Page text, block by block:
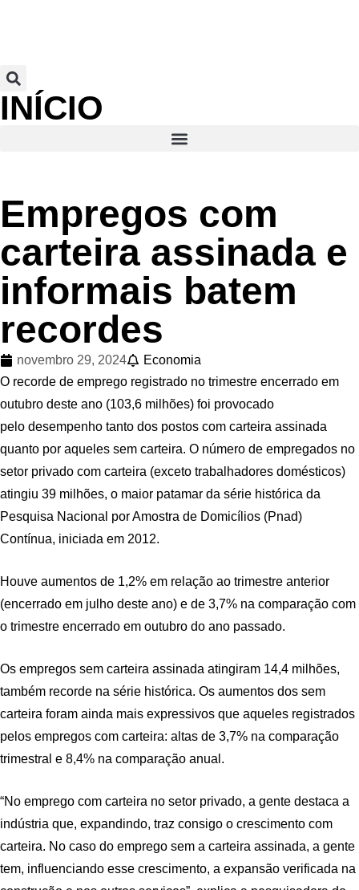
INÍCIO
Empregos com
carteira assinada e
informais batem
recordes
novembro 29, 2024
Economia
O recorde de emprego registrado no trimestre encerrado em
outubro deste ano (103,6 milhões) foi provocado
pelo desempenho tanto dos postos com carteira assinada
quanto por aqueles sem carteira. O número de empregados no
setor privado com carteira (exceto trabalhadores domésticos)
atingiu 39 milhões, o maior patamar da série histórica da
Pesquisa Nacional por Amostra de Domicílios (Pnad)
Contínua, iniciada em 2012.
Houve aumentos de 1,2% em relação ao trimestre anterior
(encerrado em julho deste ano) e de 3,7% na comparação com
o trimestre encerrado em outubro do ano passado.
Os empregos sem carteira assinada atingiram 14,4 milhões,
também recorde na série histórica. Os aumentos dos sem
carteira foram ainda mais expressivos que aqueles registrados
pelos empregos com carteira: altas de 3,7% na comparação
trimestral e 8,4% na comparação anual.
“No emprego com carteira no setor privado, a gente destaca a
indústria que, expandindo, traz consigo o crescimento com
carteira. No caso do emprego sem a carteira assinada, a gente
tem, influenciando esse crescimento, a expansão verificada na